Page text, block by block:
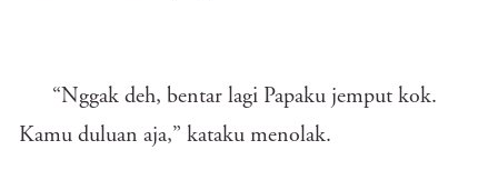
“Nggak deh, bentar lagi Papaku jemput kok.
Kamu duluan aja,” kataku menolak.